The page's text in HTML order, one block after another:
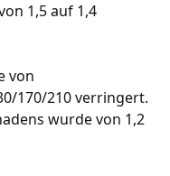
1,5 auf 1,4
von
170/210 verringert.
wurde von 1,2